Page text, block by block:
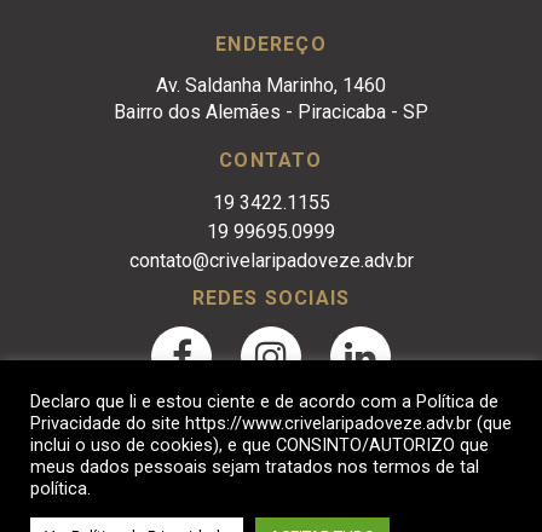
ENDEREÇO
Av. Saldanha Marinho, 1460
Bairro dos Alemães - Piracicaba - SP
CONTATO
19 3422.1155
19 99695.0999
contato@crivelaripadoveze.adv.br
REDES SOCIAIS
Crivelari & Padoveze Advocacia Empresarial. © 2017
Declaro que li e estou ciente e de acordo com a Política de
Privacidade do site https://www.crivelaripadoveze.adv.br (que
inclui o uso de cookies), e que CONSINTO/AUTORIZO que
meus dados pessoais sejam tratados nos termos de tal
política.